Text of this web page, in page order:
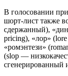
В голосовании
шорт-лист также
сдержанный),
pricing), «лор»
«ромэнтези»
(slop —
сгенерированный